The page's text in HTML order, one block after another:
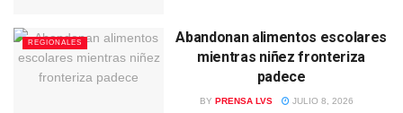
REGIONALES
Abandonan alimentos escolares
mientras niñez fronteriza
padece
BY PRENSA LVS JULIO 8, 2026